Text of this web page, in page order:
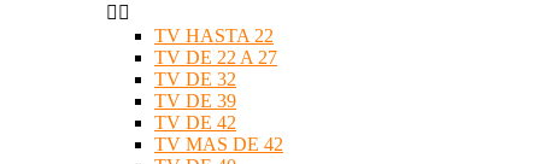
 
TV HASTA 22
TV DE 22 A 27
TV DE 32
TV DE 39
TV DE 42
TV MAS DE 42